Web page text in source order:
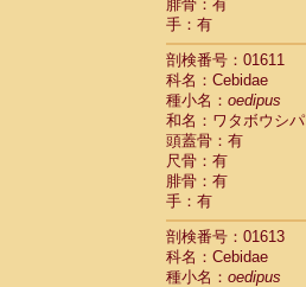
Atelidae
Atelidae
Pitheciidae
Pitheciidae
Pitheciidae
Pitheciidae
Pitheciidae
Pitheciidae
Pitheciidae
Pitheciidae
腓骨：有
手：有
剖検番号：01611
科名：Cebidae
種小名： oedipus
和名：ワタボウシ
頭蓋骨：有
尺骨：有
腓骨：有
手：有
剖検番号：01613
科名：Cebidae
種小名： oedipus